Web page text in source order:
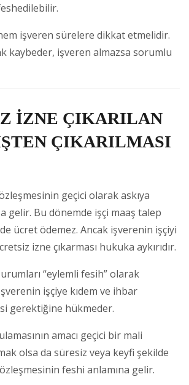
işveren sürelere dikkat etmelidir.
kaybeder, işveren almazsa sorumlu
İZNE ÇIKARILAN
ÇIKARILMASI
geçici olarak askıya
gelir. Bu dönemde işçi maaş talep
ücret ödemez. Ancak işverenin işçiyi
izne çıkarması hukuka aykırıdır.
“eylemli fesih” olarak
işçiye kıdem ve ihbar
gerektiğine hükmeder.
amacı geçici bir mali
olsa da süresiz veya keyfi şekilde
feshi anlamına gelir.